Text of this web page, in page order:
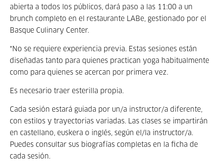
abierta a todos los públicos, dará paso a las 11:00 a un
brunch completo en el restaurante LABe, gestionado por el
Basque Culinary Center.
*No se requiere experiencia previa. Estas sesiones están
diseñadas tanto para quienes practican yoga habitualmente
como para quienes se acercan por primera vez.
Es necesario traer esterilla propia.
Cada sesión estará guiada por un/a instructor/a diferente,
con estilos y trayectorias variadas. Las clases se impartirán
en castellano, euskera o inglés, según el/la instructor/a.
Puedes consultar sus biografías completas en la ficha de
cada sesión.